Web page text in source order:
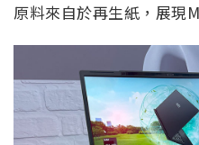
原料來自於再生紙，展現